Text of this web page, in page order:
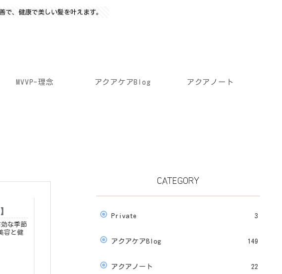
で、健康で美しい髪を叶えます。
MVVP-理念 アクアケアBlog アクアノート
容と健
CATEGORY
Private 3
アクアケアBlog 149
アクアノート 22